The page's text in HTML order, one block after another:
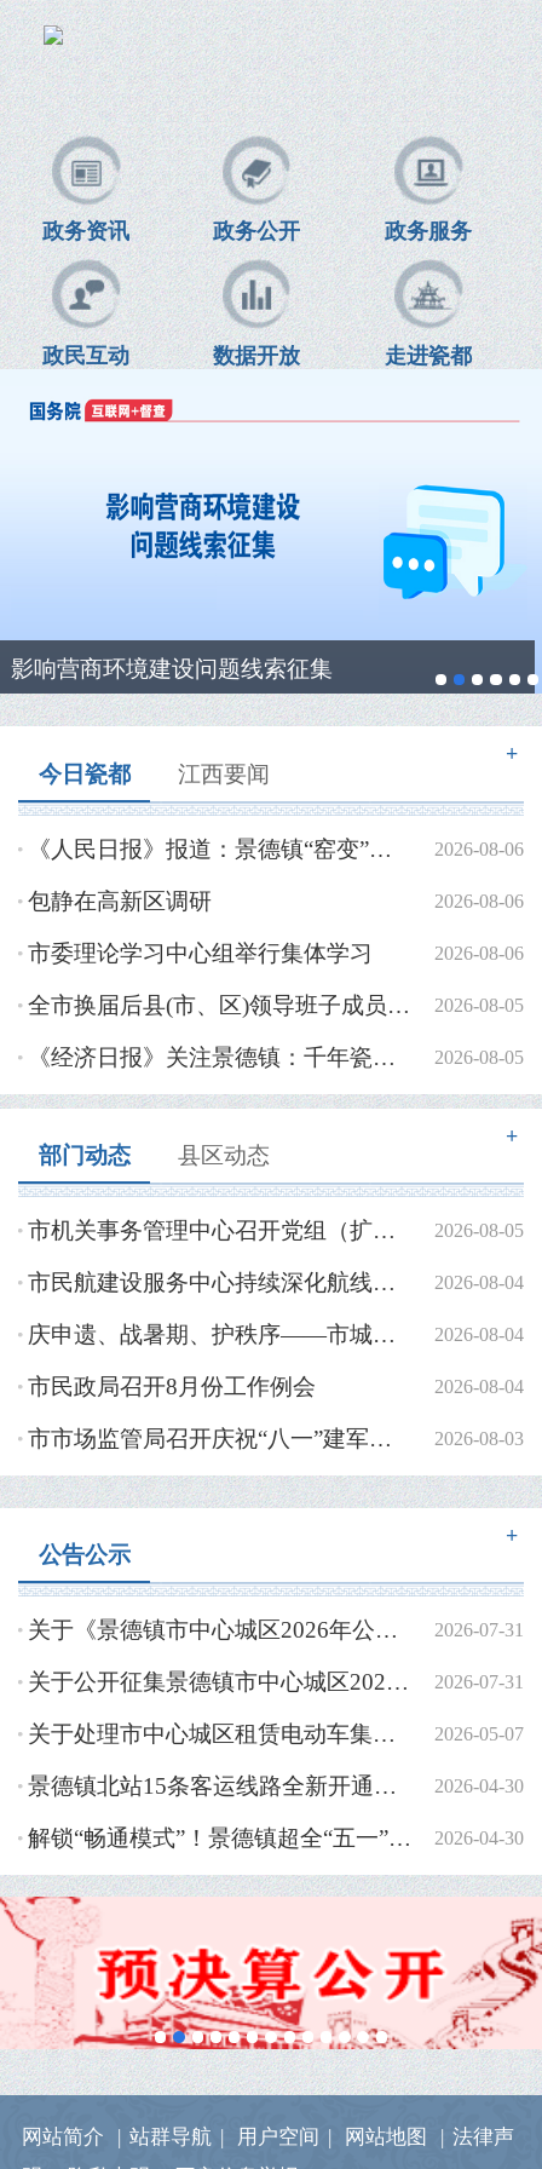
政务资讯 政务公开 政务服务
政民互动 数据开放 走进瓷都
影响营商环境建设问题线索征集
今日瓷都 江西要闻
+
2026-08-06
《人民日报》报道：景德镇“窑变”记！
2026-08-06
包静在高新区调研
2026-08-06
市委理论学习中心组举行集体学习
2026-08-05
全市换届后县(市、区)领导班子成员树立和践行正确政绩观...
2026-08-05
《经济日报》关注景德镇：千年瓷都再出发！
2026-08-04
以窑火千年 答何以之问——“何以景德镇”主题展侧记
部门动态 县区动态
+
2026-08-05
市机关事务管理中心召开党组（扩大）会议传达学习全省机...
2026-08-04
市民航建设服务中心持续深化航线运营改革工作
2026-08-04
庆申遗、战暑期、护秩序——市城管局开展“爱景德镇·健...
2026-08-04
市民政局召开8月份工作例会
2026-08-03
市市场监管局召开庆祝“八一”建军节座谈会
2026-07-31
市林业局走进昌江区鲇鱼山镇开展野生动物保护专项宣传
2026-07-30
2026-07-29
双喜汇聚瓷都！市通发办全力做好赣超万人主场赛事通信保...
公告公示
+
2026-07-31
关于《景德镇市中心城区2026年公共租赁住房轮候配租摇号...
2026-07-31
关于公开征集景德镇市中心城区2026年公租房摇号配租群众...
2026-05-07
关于处理市中心城区租赁电动车集中整治行动中临街无主车...
2026-04-30
景德镇北站15条客运线路全新开通！直达乐平、瑶里景区等地！
2026-04-30
解锁“畅通模式”！景德镇超全“五一”出行指南公布！
2026-04-30
“五一”假期，景德镇市珠山区酒店民宿价格公示！
2026-04-29
2026-04-29
景德镇这些航班，5月15日起正式复航！
2026-04-28
别跑空！景德镇这处办事单位将搬迁新址！
2026-04-28
关于启用铁骑流动抓拍交通违法行为的公告
网站简介 | 站群导航 | 用户空间 | 网站地图 | 法律声